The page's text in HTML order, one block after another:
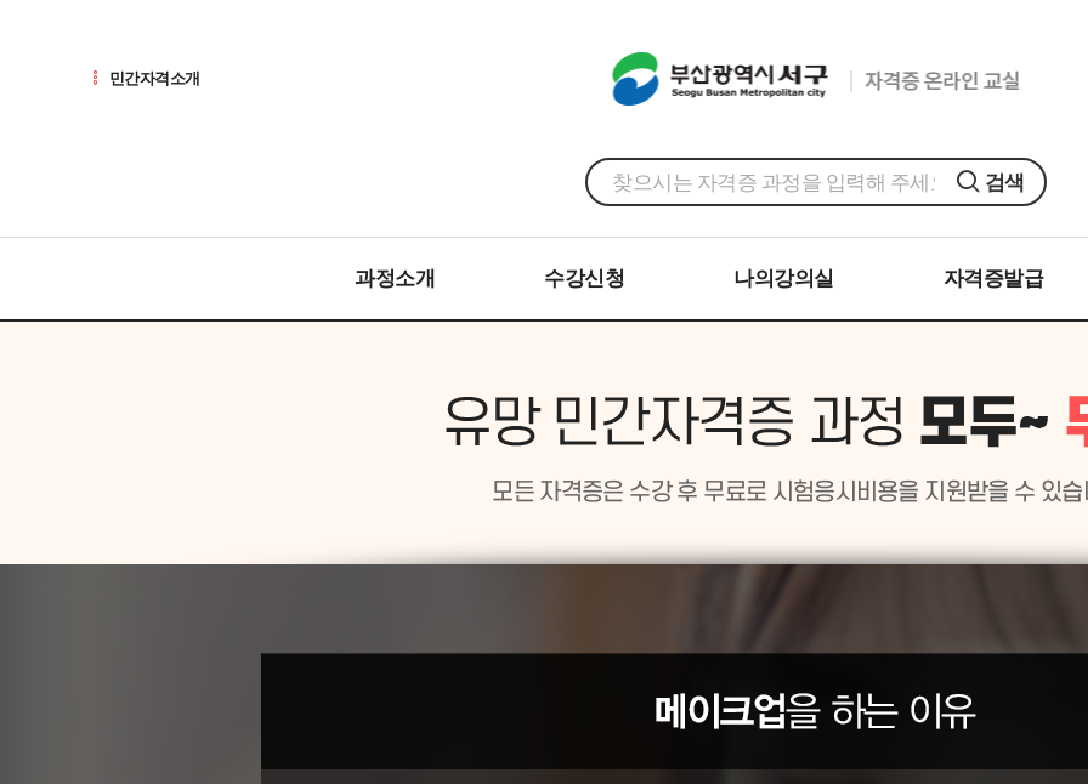
민간자격소개
검색
과정소개 수강신청 나의강의실 자격증발급